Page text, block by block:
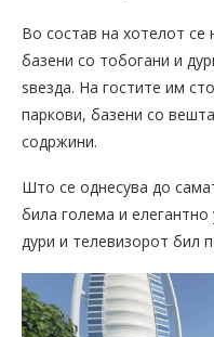
Во состав на хотелот се
базени со тобогани и
ѕвезда. На гостите им
паркови, базени со
содржини.
Што се однесува до
била голема и
дури и телевизорот бил